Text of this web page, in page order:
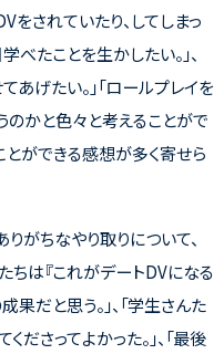
をされていたり、してしまっ
たことを生かしたい。」、
げたい。」「ロールプレイを
のかと色々と考えることがで
とができる感想が多く寄せら
がちなやり取りについて、
ちは『これがデートDVになる
だと思う。」、「学生さんた
ださってよかった。」、「最後